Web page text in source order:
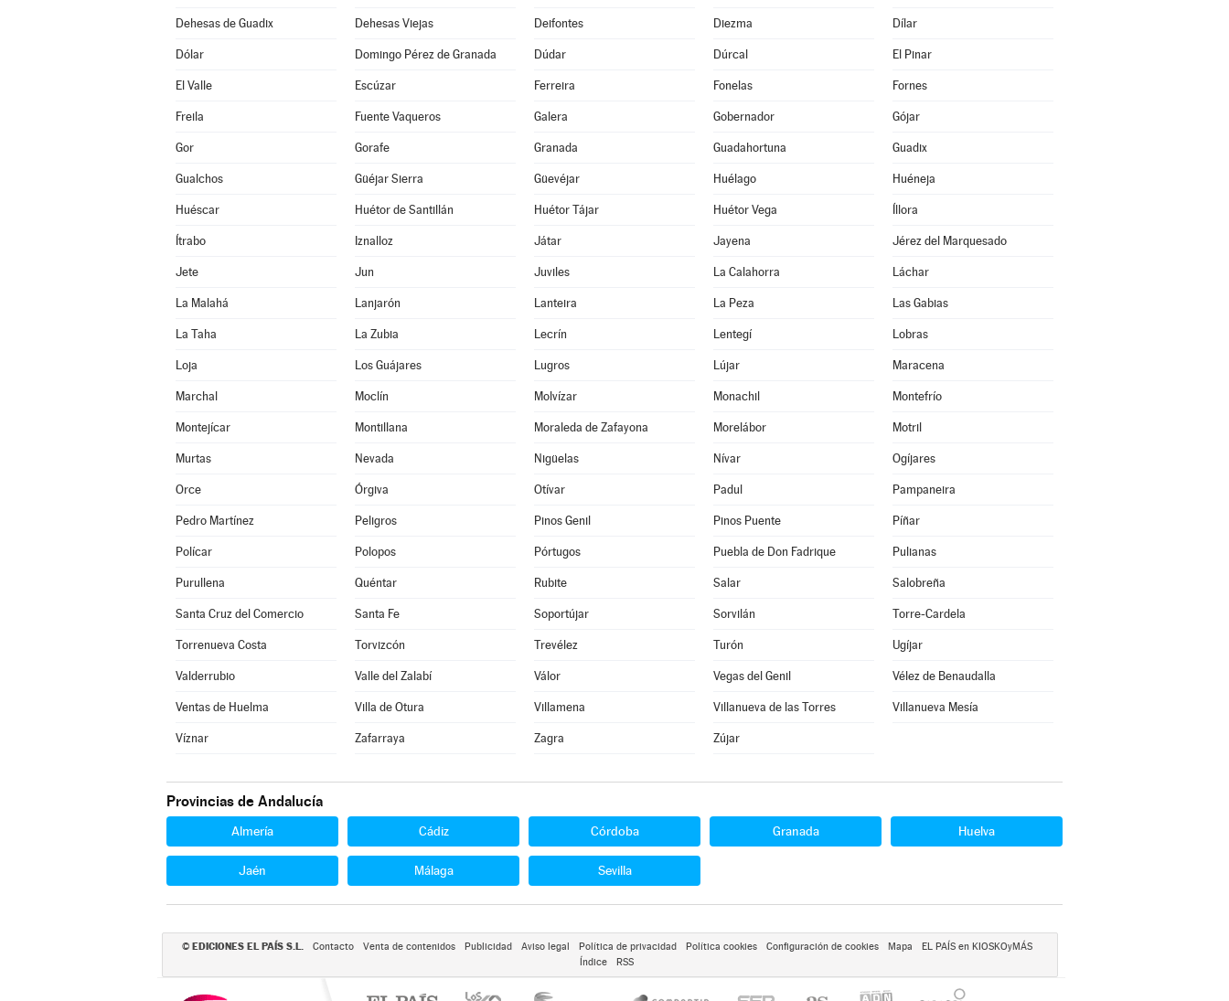
Dehesas de Guadix Dehesas Viejas Deifontes Diezma Dílar
Dólar Domingo Pérez de Granada Dúdar Dúrcal El Pinar
El Valle Escúzar Ferreira Fonelas Fornes
Freila Fuente Vaqueros Galera Gobernador Gójar
Gor Gorafe Granada Guadahortuna Guadix
Gualchos Güéjar Sierra Güevéjar Huélago Huéneja
Huéscar Huétor de Santillán Huétor Tájar Huétor Vega Íllora
Ítrabo Iznalloz Játar Jayena Jérez del Marquesado
Jete Jun Juviles La Calahorra Láchar
La Malahá Lanjarón Lanteira La Peza Las Gabias
La Taha La Zubia Lecrín Lentegí Lobras
Loja Los Guájares Lugros Lújar Maracena
Marchal Moclín Molvízar Monachil Montefrío
Montejícar Montillana Moraleda de Zafayona Morelábor Motril
Murtas Nevada Nigüelas Nívar Ogíjares
Orce Órgiva Otívar Padul Pampaneira
Pedro Martínez Peligros Pinos Genil Pinos Puente Píñar
Polícar Polopos Pórtugos Puebla de Don Fadrique Pulianas
Purullena Quéntar Rubite Salar Salobreña
Santa Cruz del Comercio Santa Fe Soportújar Sorvilán Torre-Cardela
Torrenueva Costa Torvizcón Trevélez Turón Ugíjar
Valderrubio Valle del Zalabí Válor Vegas del Genil Vélez de Benaudalla
Ventas de Huelma Villa de Otura Villamena Villanueva de las Torres Villanueva Mesía
Víznar Zafarraya Zagra Zújar
Provincias de Andalucía
Almería Cádiz Córdoba Granada Huelva
Jaén Málaga Sevilla
© EDICIONES EL PAÍS S.L. Contacto Venta de contenidos Publicidad Aviso legal Política de privacidad Política cookies Configuración de cookies Mapa
EL PAÍS en KIOSKOyMÁS
Índice
RSS